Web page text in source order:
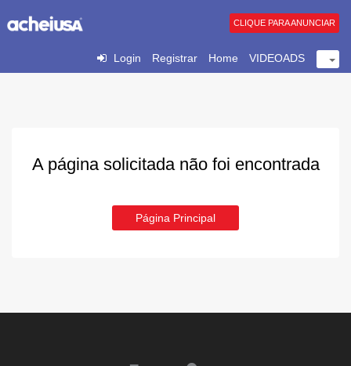
Login Registrar Home VIDEOADS
CLIQUE PARA ANUNCIAR
A página solicitada não foi encontrada
Página Principal